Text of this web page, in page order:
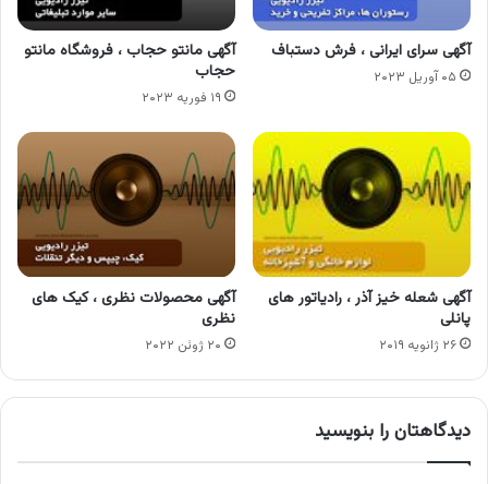
آگهی سرای ایرانی ، فرش دستباف
۰۵ آوریل ۲۰۲۳
آگهی مانتو حجاب ، فروشگاه مانتو
حجاب
۱۹ فوریه ۲۰۲۳
آگهی شعله خیز آذر ، رادیاتور های
پانلی
۲۶ ژانویه ۲۰۱۹
آگهی محصولات نظری ، کیک های
نظری
۲۰ ژوئن ۲۰۲۲
دیدگاهتان را بنویسید